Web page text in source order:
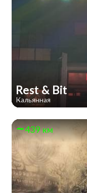
Rest & Bit
Кальянная
439 км